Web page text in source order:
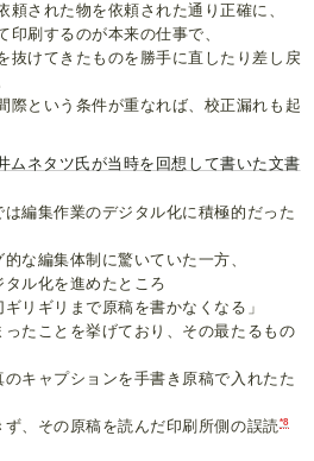
頼された物を依頼された通り正確に、
印刷するのが本来の仕事で、
抜けてきたものを勝手に直したり差し戻
際という条件が重なれば、校正漏れも起
ムネタツ氏が当時を回想して書いた文書
編集作業のデジタル化に積極的だった
な編集体制に驚いていた一方、
ル化を進めたところ
ギリギリまで原稿を書かなくなる」
ったことを挙げており、その最たるもの
のキャプションを手書き原稿で入れたた
、その原稿を読んだ印刷所側の誤読*8